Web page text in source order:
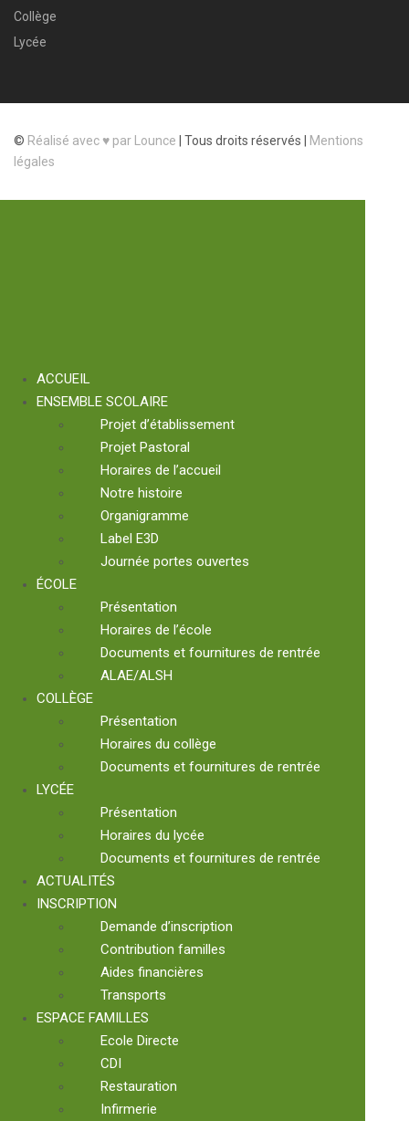
Collège
Lycée
© Réalisé avec ♥ par Lounce Tous droits réservés |
Mentions
légales
ACCUEIL
ENSEMBLE SCOLAIRE
Projet d’établissement
Projet Pastoral
Horaires de l’accueil
Notre histoire
Organigramme
Label E3D
Journée portes ouvertes
ÉCOLE
Présentation
Horaires de l’école
Documents et fournitures de rentrée
ALAE/ALSH
COLLÈGE
Présentation
Horaires du collège
Documents et fournitures de rentrée
LYCÉE
Présentation
Horaires du lycée
Documents et fournitures de rentrée
ACTUALITÉS
INSCRIPTION
Demande d’inscription
Contribution familles
Aides financières
Transports
ESPACE FAMILLES
Ecole Directe
CDI
Restauration
Infirmerie